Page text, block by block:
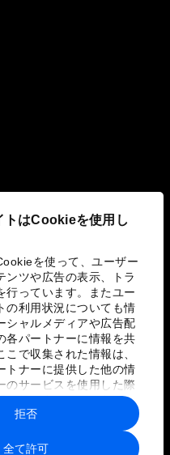
トはCookieを使用し
を使って、ユーザー
ンツや広告の表示、トラ
行っています。またユー
の利用状況についても情
シャルメディアや広告配
各パートナーに情報を共
で収集された情報は、
トナーに提供した他の情
のサービスを使用した際
と組み合わされ、各パー
されることがありま
全て許可
拒否
ーと利用規約